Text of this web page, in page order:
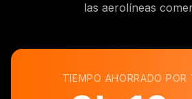
las aerolíneas
TIEMPO AHORRADO POR